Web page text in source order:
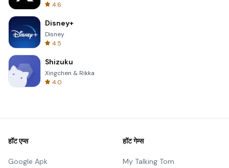
4.6
Disney+
Disney
4.5
Shizuku
Xingchen & Rikka
4.0
हॉट एप्स
Google Apk
हॉट गेम्स
My Talking Tom